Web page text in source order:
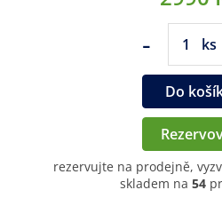
- ks
Do
rezervujte na prodejně,
skladem na 54